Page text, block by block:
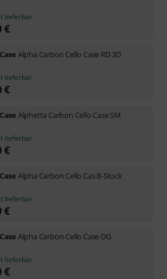
lieferbar
€
Alpha Carbon Cello Case RD 3D
lieferbar
€
Alphetta Carbon Cello Case SM
lieferbar
€
Alpha Carbon Cello Cas B-Stock
lieferbar
€
Alpha Carbon Cello Case DG
lieferbar
€